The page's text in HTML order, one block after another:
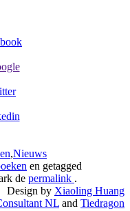
,Nieuws
en getagged
de permalink .
Design by Xiaoling Huang
NL and Tiedragon